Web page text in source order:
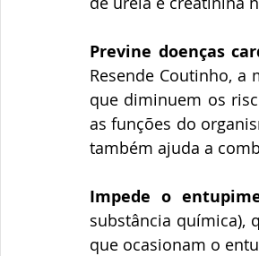
Previne doenças
Resende Coutinho,
que diminuem os
as funções do
também ajuda a
Impede o
substância química),
que ocasionam o